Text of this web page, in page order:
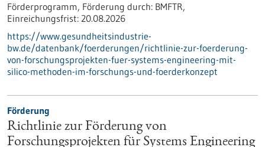
Förderprogramm, Förderung durch: BMFTR,
Einreichungsfrist: 20.08.2026
https://www.gesundheitsindustrie-
bw.de/datenbank/foerderungen/richtlinie-zur-foerderung-
von-forschungsprojekten-fuer-systems-engineering-mit-
silico-methoden-im-forschungs-und-foerderkonzept
Förderung
Richtlinie zur Förderung von
Forschungsprojekten für Systems Engineering